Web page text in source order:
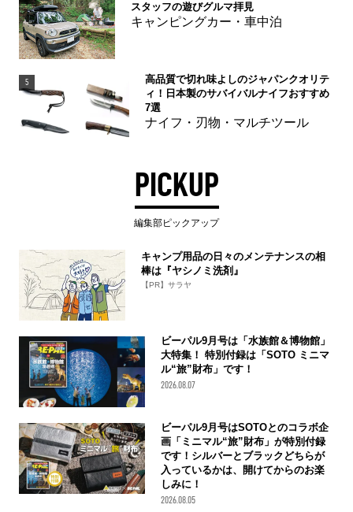
スタッフの遊びグルマ拝見
キャンピングカー・車中泊
5
高品質で切れ味よしのジャパンクオリテ
ィ！日本製のサバイバルナイフおすすめ
7選
ナイフ・刃物・マルチツール
PICKUP
編集部ピックアップ
キャンプ用品の日々のメンテナンスの相
棒は『ヤシノミ洗剤』
【PR】サラヤ
ビーパル9月号は「水族館＆博物館」
大特集！ 特別付録は「SOTO ミニマ
ル“旅”財布」です！
2026.08.07
ビーパル9月号はSOTOとのコラボ企
画「ミニマル“旅”財布」が特別付録
です！シルバーとブラックどちらが
入っているかは、開けてからのお楽
しみに！
2026.08.05